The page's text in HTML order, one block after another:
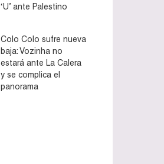
‘U’ ante Palestino
Colo Colo sufre nueva
baja: Vozinha no
estará ante La Calera
y se complica el
panorama